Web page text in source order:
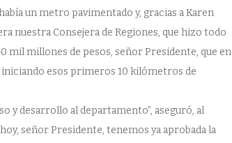
un metro pavimentado y, gracias a Karen
nuestra Consejera de Regiones, que hizo todo
mil millones de pesos, señor Presidente, que en
esos primeros 10 kilómetros de
y desarrollo al departamento”, aseguró, al
señor Presidente, tenemos ya aprobada la